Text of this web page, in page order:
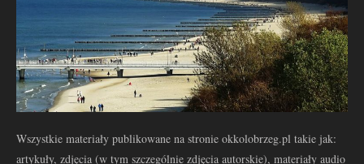
Wszystkie materiały publikowane na stronie okkolobrzeg.pl takie jak:
artykuły, zdjęcia (w tym szczególnie zdjęcia autorskie), materiały audio